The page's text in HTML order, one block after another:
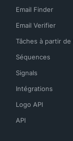
Email Finder
Email Verifier
Tâches à partir de
Séquences
Signals
Intégrations
Logo API
API